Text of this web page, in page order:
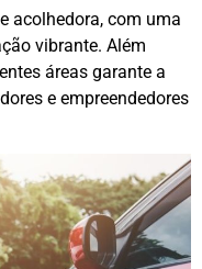
acolhedora, com uma
vibrante. Além
áreas garante a
e empreendedores